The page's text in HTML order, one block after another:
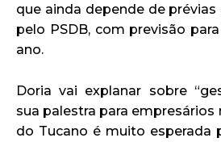
que ainda depende de
pelo PSDB, com previsão
ano.
Doria vai explanar sobre
sua palestra para empresários
do Tucano é muito esperada